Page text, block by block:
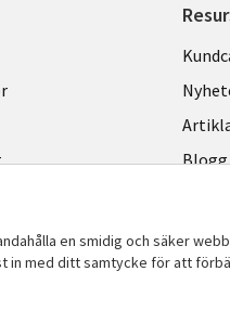
Blogg
en smidig och säker
in med ditt samtycke för att